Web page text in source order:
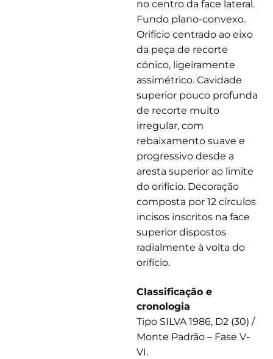
no centro da face lateral.
Fundo plano-convexo.
Orifício centrado ao eixo
da peça de recorte
cónico, ligeiramente
assimétrico. Cavidade
superior pouco profunda
de recorte muito
irregular, com
rebaixamento suave e
progressivo desde a
aresta superior ao limite
do orifício. Decoração
composta por 12 círculos
incisos inscritos na face
superior dispostos
radialmente à volta do
orifício.
Classificação e
cronologia
Tipo SILVA 1986, D2 (30) /
Monte Padrão – Fase V-
VI.